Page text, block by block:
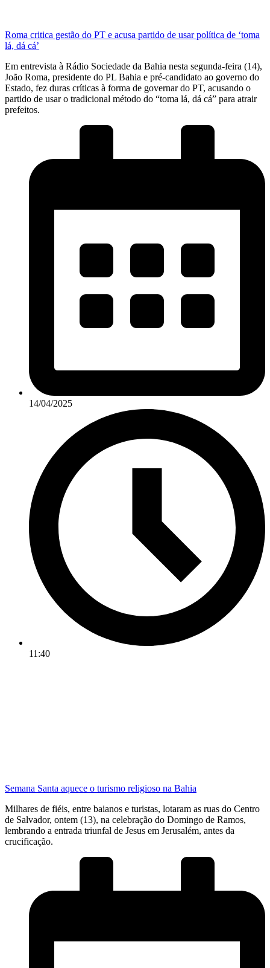
Roma critica gestão do PT e acusa partido de usar política de ‘toma
lá, dá cá’
Em entrevista à Rádio Sociedade da Bahia nesta segunda-feira (14),
João Roma, presidente do PL Bahia e pré-candidato ao governo do
Estado, fez duras críticas à forma de governar do PT, acusando o
partido de usar o tradicional método do “toma lá, dá cá” para atrair
prefeitos.
14/04/2025
11:40
Semana Santa aquece o turismo religioso na Bahia
Milhares de fiéis, entre baianos e turistas, lotaram as ruas do Centro
de Salvador, ontem (13), na celebração do Domingo de Ramos,
lembrando a entrada triunfal de Jesus em Jerusalém, antes da
crucificação.